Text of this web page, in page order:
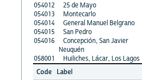
054012
25 de Mayo
054013
Montecarlo
054014
General Manuel Belgrano
054015
San Pedro
054016
Concepción, San Javier
Neuquén
058001
Huiliches, Lácar, Los Lagos
Code
Label